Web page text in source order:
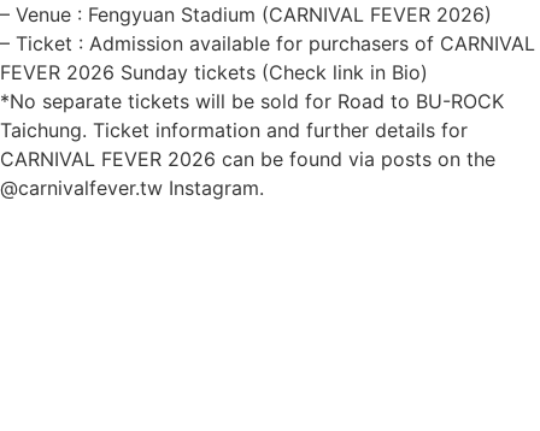
– Venue : Fengyuan Stadium (CARNIVAL FEVER 2026)
– Ticket : Admission available for purchasers of CARNIVAL
FEVER 2026 Sunday tickets (Check link in Bio)
*No separate tickets will be sold for Road to BU-ROCK
Taichung. Ticket information and further details for
CARNIVAL FEVER 2026 can be found via posts on the
@carnivalfever.tw Instagram.